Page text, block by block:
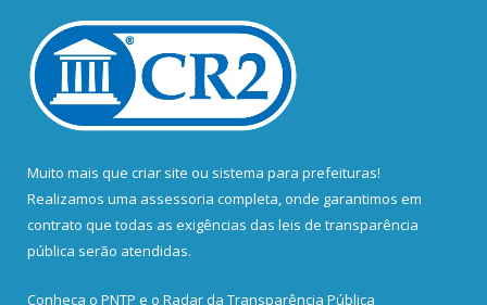
Muito mais que criar site ou sistema para prefeituras!
Realizamos uma assessoria completa, onde garantimos em
contrato que todas as exigências das leis de transparência
pública serão atendidas.
Conheça o PNTP e o Radar da Transparência Pública